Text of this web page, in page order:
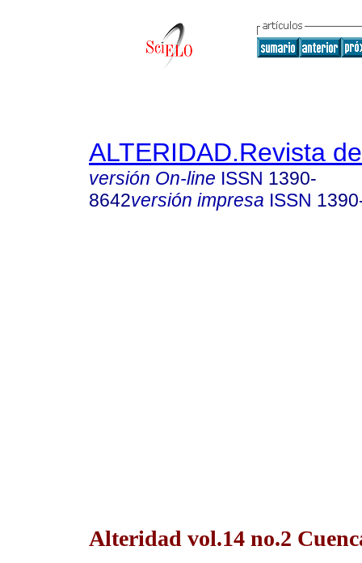
ALTERIDAD.Revista
versión On-line ISSN 1390-
8642versión impresa ISSN
Alteridad vol.14 no.2